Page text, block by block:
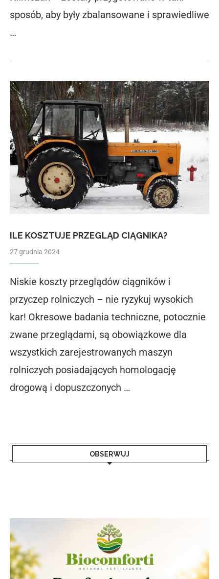
sposób, aby były zbalansowane i sprawiedliwe
…
ILE KOSZTUJE PRZEGLĄD CIĄGNIKA?
27 grudnia 2024
Niskie koszty przeglądów ciągników i
przyczep rolniczych – nie ryzykuj wysokich
kar! Okresowe badania techniczne, potocznie
zwane przeglądami, są obowiązkowe dla
wszystkich zarejestrowanych maszyn
rolniczych posiadających homologację
drogową i dopuszczonych …
OBSERWUJ